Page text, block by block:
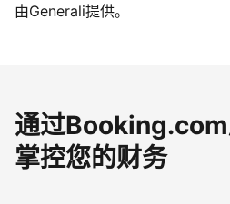
由Generali提供。
通过
掌控您的财务